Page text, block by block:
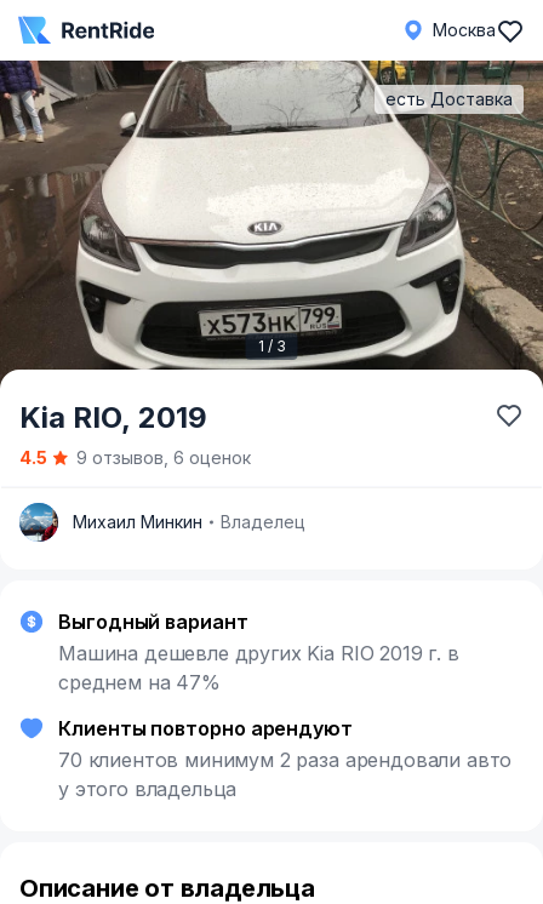
Москва
Item
1 / 3
есть Доставка
Kia RIO, 2019
4.5 9 отзывов, 6 оценок
М Михаил Минкин Владелец
Выгодный вариант
Машина дешевле других Kia RIO 2019 г. в
среднем на 47%
Клиенты повторно арендуют
70 клиентов минимум 2 раза арендовали авто
у этого владельца
Описание от владельца